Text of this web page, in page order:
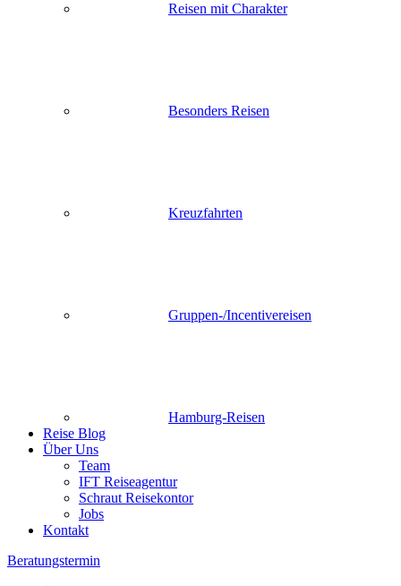
Reisen mit Charakter
Besonders Reisen
Kreuzfahrten
Gruppen-/Incentivereisen
Hamburg-Reisen
Reise Blog
Über Uns
Team
IFT Reiseagentur
Schraut Reisekontor
Jobs
Kontakt
Beratungstermin